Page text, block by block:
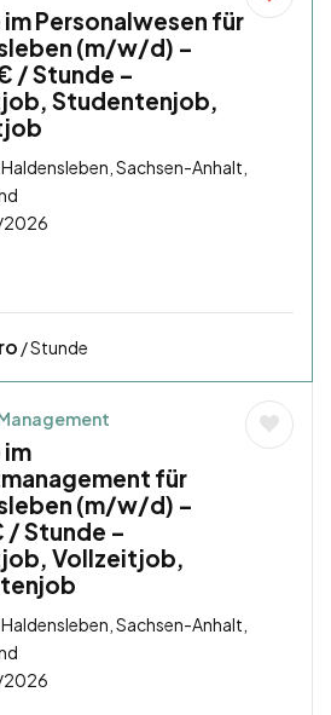
im Personalwesen für
(m/w/d) –
/ Stunde –
Studentenjob,
Sachsen-Anhalt,
/ Stunde
im
für
(m/w/d) –
/ Stunde –
Vollzeitjob,
Sachsen-Anhalt,